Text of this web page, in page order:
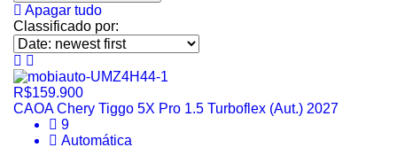
Apagar tudo
Classificado por:
R$159.900
CAOA Chery Tiggo 5X Pro 1.5 Turboflex (Aut.) 2027
9
Automática